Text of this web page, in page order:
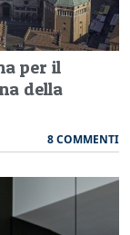
per il
della
8 COMMENTI